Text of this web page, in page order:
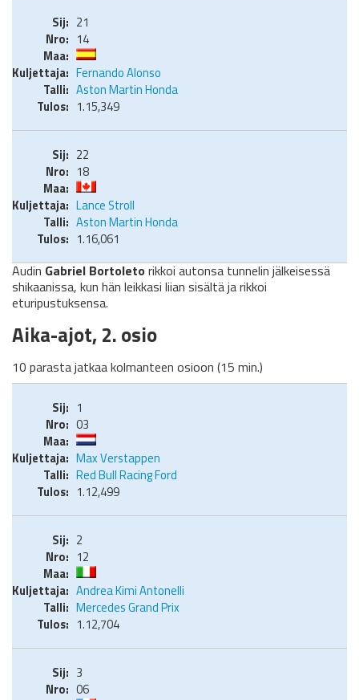
21
14
Fernando Alonso
Aston Martin Honda
1.15,349
22
18
Lance Stroll
Aston Martin Honda
1.16,061
Audin Gabriel Bortoleto rikkoi autonsa tunnelin jälkeisessä
shikaanissa, kun hän leikkasi liian sisältä ja rikkoi
eturipustuksensa.
Aika-ajot, 2. osio
10 parasta jatkaa kolmanteen osioon (15 min.)
1
03
Max Verstappen
Red Bull Racing Ford
1.12,499
2
12
Andrea Kimi Antonelli
Mercedes Grand Prix
1.12,704
3
06